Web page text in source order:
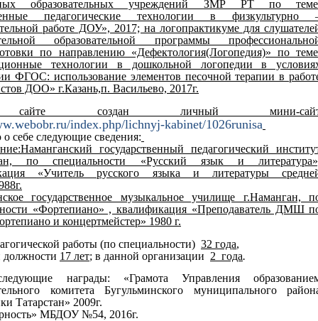
образовательных учреждений ЗМР РТ по
педагогические технологии в физкультурно
работе ДОУ», 2017; на логопрактикуме для
образовательной программы
по направлению «Дефектология(Логопедия)» по
технологии в дошкольной логопедии в
ФГОС: использование элементов песочной терапии в
ДОО» г.Казань,п. Васильево, 2017г.
создан личный мини-
index.php/lichnyj-kabinet/1026runisa
себе следующие сведения:
государственный педагогический
по специальности «Русский язык и
«Учитель русского языка и литературы
государственное музыкальное училище г.Наманган,
«Фортепиано» , квалификация «Преподаватель ДМШ
и концертмейстер» 1980 г.
работы (по специальности) 32 года,
17 лет; в данной организации 2 года.
награды: «Грамота Управления
комитета Бугульминского муниципального
Татарстан» 2009г.
МБДОУ №54, 2016г.